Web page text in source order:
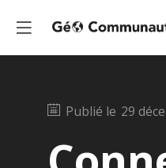
Publié le 29